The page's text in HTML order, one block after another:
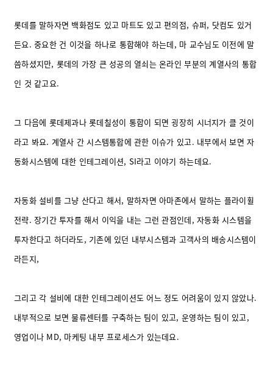
롯데를 말하자면 백화점도 있고 마트도 있고 편의점, 슈퍼, 닷컴도 있거
든요. 중요한 건 이것을 하나로 통합해야 하는데, 마 교수님도 이전에 말
씀하셨지만, 롯데의 가장 큰 성공의 열쇠는 온라인 부분의 계열사의 통합
인 것 같고요.
그 다음에 롯데제과나 롯데칠성이 통합이 되면 굉장히 시너지가 클 것이
라고 봐요. 계열사 간 시스템통합에 관한 이슈가 있고. 내부에서 보면 자
동화시스템에 대한 인테그레이션, SI라고 이야기 하는데요.
자동화 설비를 그냥 산다고 해서, 말하자면 아마존에서 말하는 플라이휠
전략. 장기간 투자를 해서 이익을 내는 그런 관점인데, 자동화 시스템을
투자한다고 하더라도, 기존에 있던 내부시스템과 고객사의 배송시스템이
라든지,
그리고 각 설비에 대한 인테그레이션도 어느 정도 어려움이 있지 않았나.
내부적으로 보면 물류센터를 구축하는 팀이 있고, 운영하는 팀이 있고,
영업이나 MD, 마케팅 내부 프로세스가 있는데요.